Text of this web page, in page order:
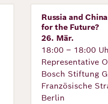
Veranstaltung
Russia and
for the Future?
26. Mär.
18:00 – 18:00
Representative
Bosch Stiftung
Französische
Berlin